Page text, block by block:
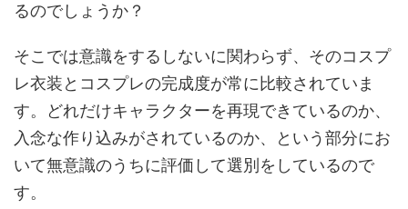
るのでしょうか？
そこでは意識をするしないに関わらず、そのコスプ
レ衣装とコスプレの完成度が常に比較されていま
す。どれだけキャラクターを再現できているのか、
入念な作り込みがされているのか、という部分にお
いて無意識のうちに評価して選別をしているので
す。